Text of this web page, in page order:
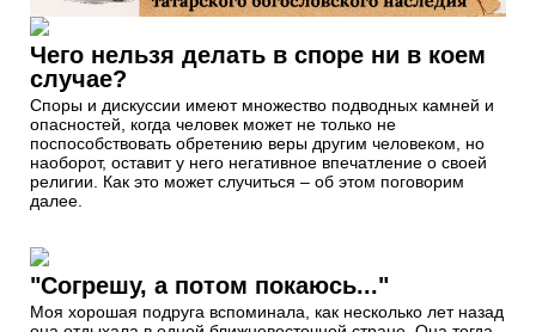
Чего нельзя делать в споре ни в коем
случае?
Споры и дискуссии имеют множество подводных камней и
опасностей, когда человек может не только не
поспособствовать обретению веры другим человеком, но
наоборот, оставит у него негативное впечатление о своей
религии. Как это может случиться – об этом поговорим
далее.
"Согрешу, а потом покаюсь..."
Моя хорошая подруга вспоминала, как несколько лет назад